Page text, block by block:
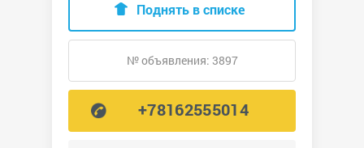
Поднять в списке
№ объявления: 3897
+78162555014